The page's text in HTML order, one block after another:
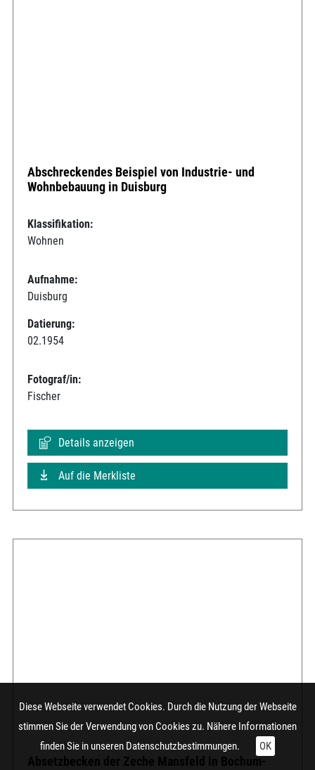
Abschreckendes Beispiel von Industrie- und
Wohnbebauung in Duisburg
Klassifikation:
Wohnen
Aufnahme:
Duisburg
Datierung:
02.1954
Fotograf/in:
Fischer
Details anzeigen
Auf die Merkliste
Absetzbecken der Zeche Mansfeld in Bochum-
Diese Webseite verwendet Cookies. Durch die Nutzung der Webseite
stimmen Sie der Verwendung von Cookies zu. Nähere Informationen
finden Sie in unseren Datenschutzbestimmungen. OK